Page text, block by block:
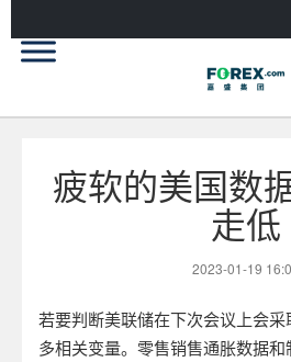
疲软的美国数
走低
2023-01-19
若要判断美联储在下次会议上会
多相关变量。零售销售通胀数据